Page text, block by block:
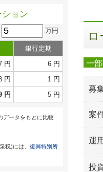
ョン
万円
銀行定期
円
6 円
円
1 円
円 5 円
データをもとに比較
税)には、 復興特別所
一
募
案
運
投